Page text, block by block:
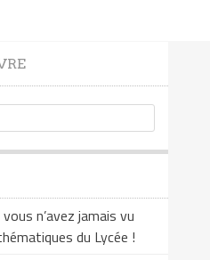
n’avez jamais vu
du Lycée !